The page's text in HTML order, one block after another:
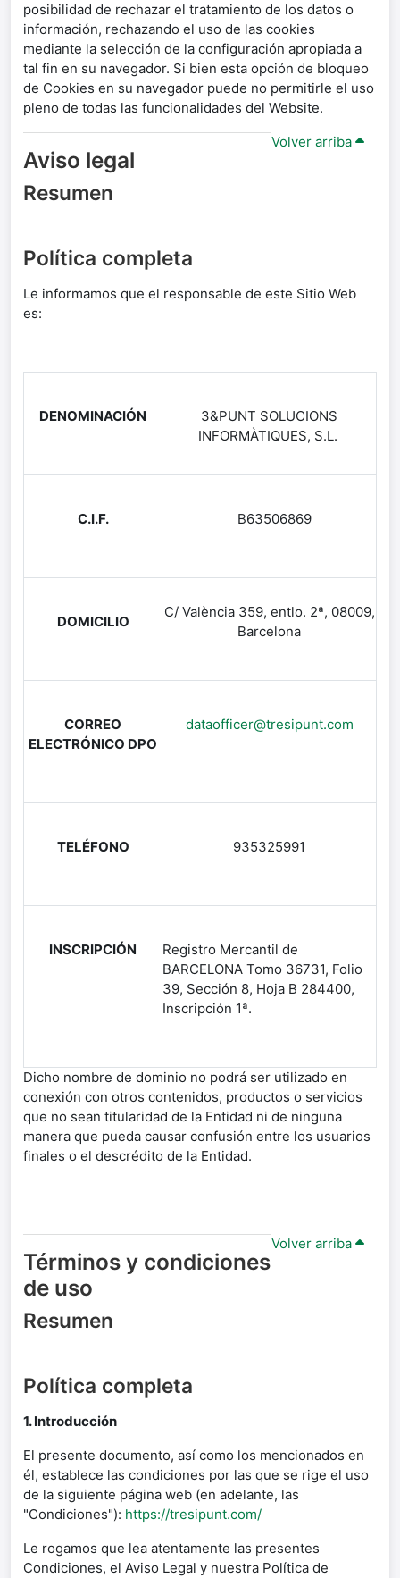
posibilidad de rechazar el tratamiento de los datos o
información, rechazando el uso de las cookies
mediante la selección de la configuración apropiada a
tal fin en su navegador. Si bien esta opción de bloqueo
de Cookies en su navegador puede no permitirle el uso
pleno de todas las funcionalidades del Website.
Volver arriba
Aviso legal
Resumen
Política completa
Le informamos que el responsable de este Sitio Web
es:
DENOMINACIÓN
3&PUNT SOLUCIONS
INFORMÀTIQUES, S.L.
C.I.F. B63506869
DOMICILIO
C/ València 359, entlo. 2ª, 08009,
Barcelona
CORREO
ELECTRÓNICO DPO
dataofficer@tresipunt.com
TELÉFONO 935325991
INSCRIPCIÓN
Registro Mercantil de
BARCELONA Tomo 36731, Folio
39, Sección 8, Hoja B 284400,
Inscripción 1ª.
Dicho nombre de dominio no podrá ser utilizado en
conexión con otros contenidos, productos o servicios
que no sean titularidad de la Entidad ni de ninguna
manera que pueda causar confusión entre los usuarios
finales o el descrédito de la Entidad.
Volver arriba
Términos y condiciones
de uso
Resumen
Política completa
1. Introducción
El presente documento, así como los mencionados en
él, establece las condiciones por las que se rige el uso
de la siguiente página web (en adelante, las
"Condiciones"): https://tresipunt.com/
Le rogamos que lea atentamente las presentes
Condiciones, el Aviso Legal y nuestra Política de